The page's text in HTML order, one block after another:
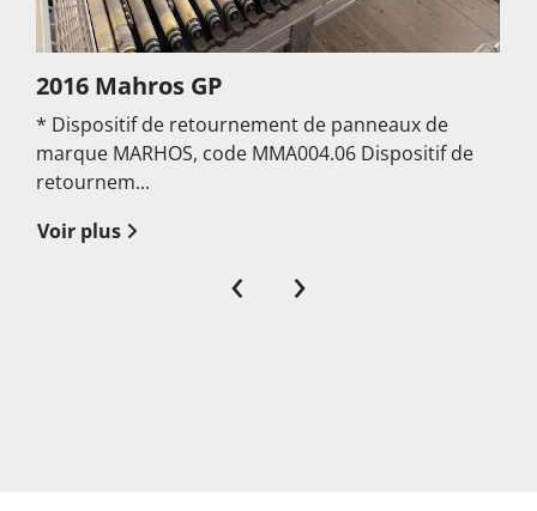
2016 Mahros GP
* Dispositif de retournement de panneaux de
marque MARHOS, code MMA004.06 Dispositif de
retournem...
Voir plus
‹ ›